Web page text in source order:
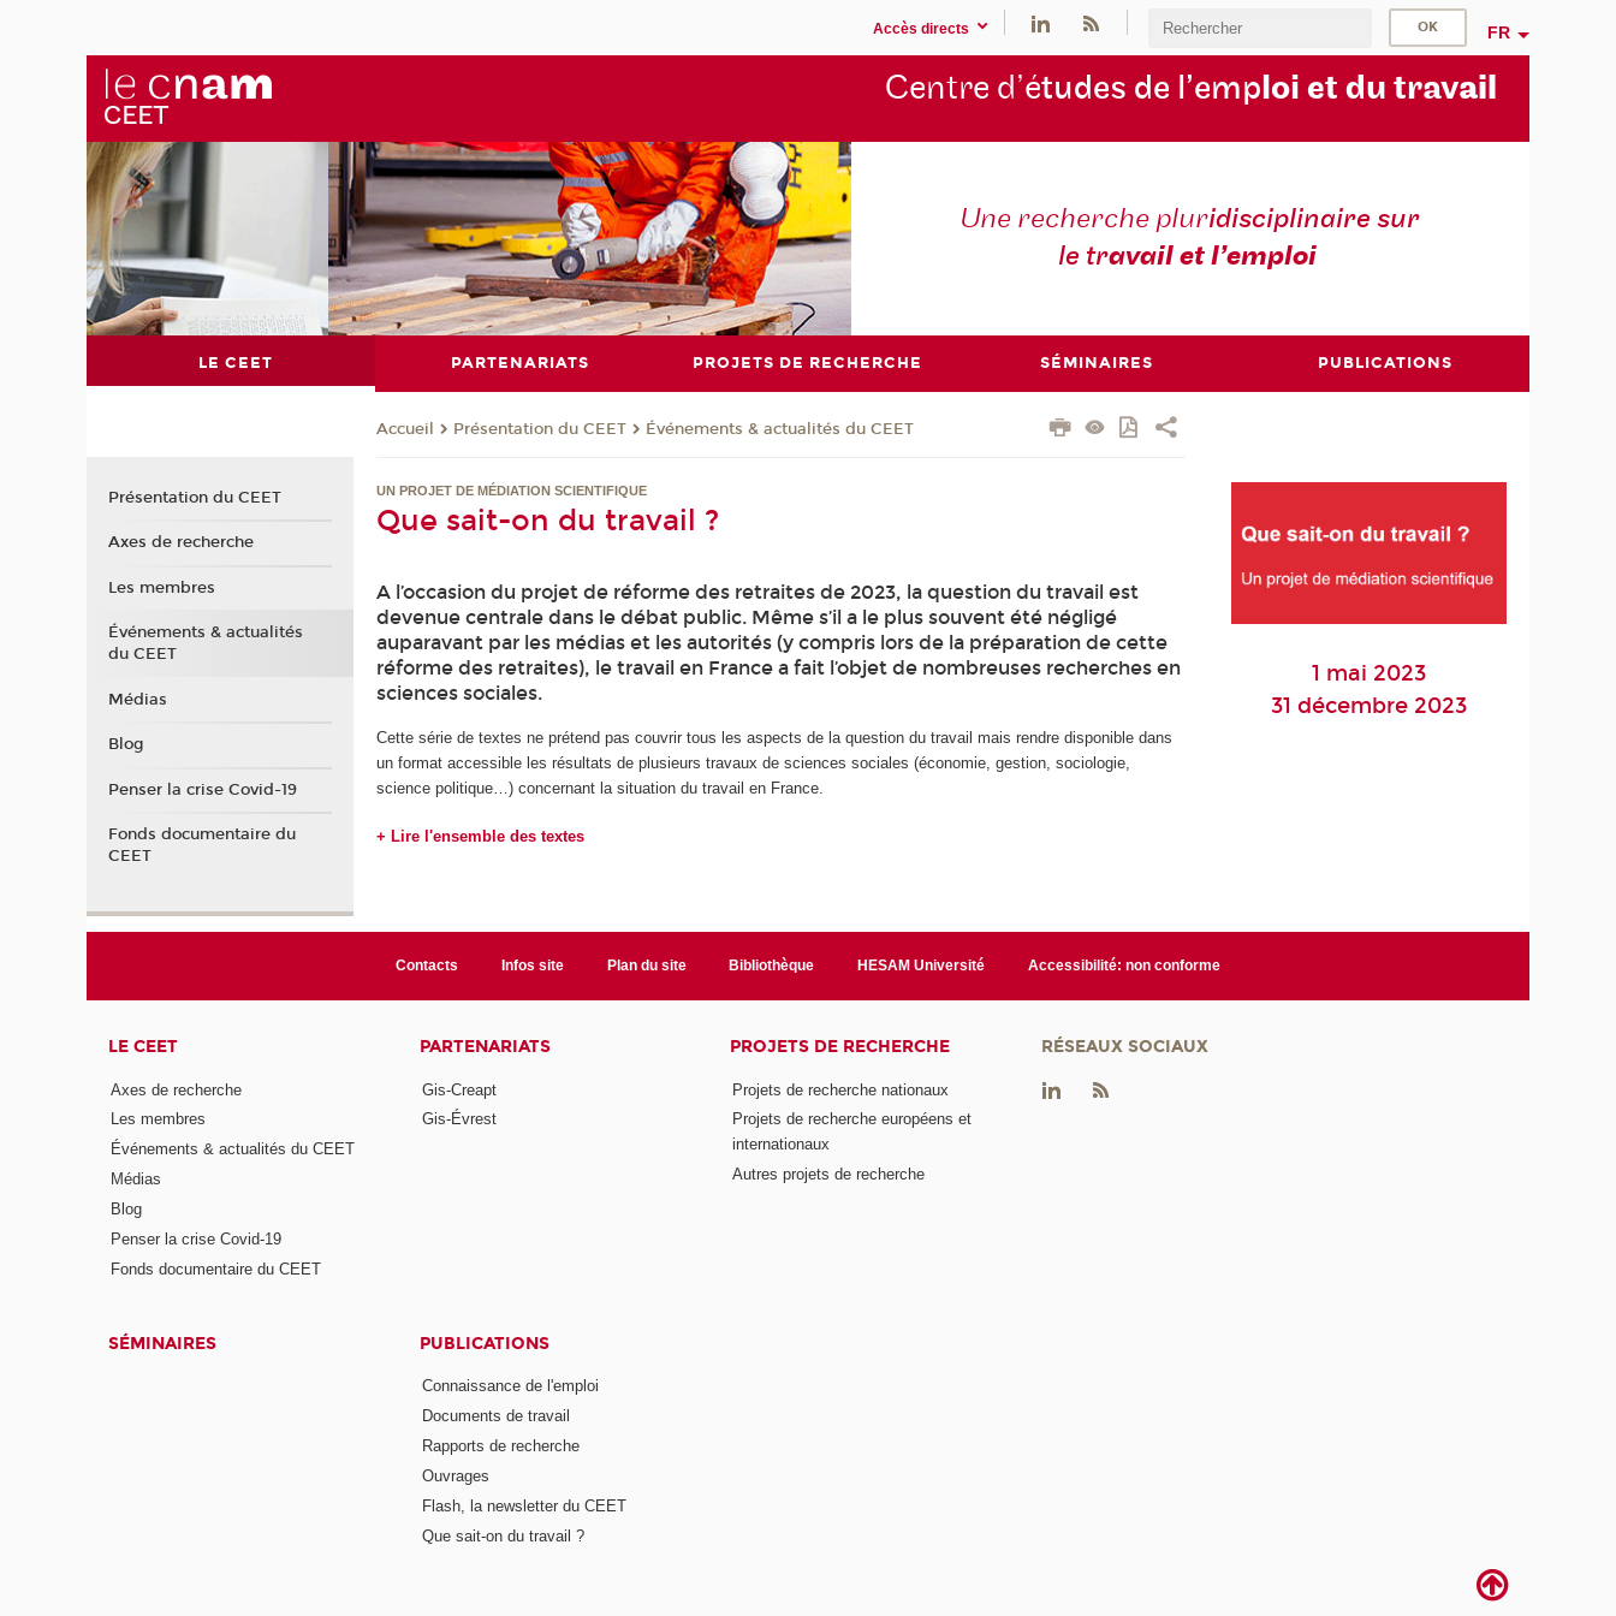
Accès directs FR
Centre d’études de l’emploi et du travail
Une recherche pluridisciplinaire sur
le travail et l’emploi
LE CEET PARTENARIATS PROJETS DE RECHERCHE SÉMINAIRES PUBLICATIONS
Accueil Présentation du CEET Événements & actualités du CEET
UN PROJET DE MÉDIATION SCIENTIFIQUE
Que sait-on du travail ?
A l’occasion du projet de réforme des retraites de 2023, la question du travail est
devenue centrale dans le débat public. Même s’il a le plus souvent été négligé
auparavant par les médias et les autorités (y compris lors de la préparation de cette
réforme des retraites), le travail en France a fait l’objet de nombreuses recherches en
sciences sociales.
Cette série de textes ne prétend pas couvrir tous les aspects de la question du travail mais rendre disponible dans
un format accessible les résultats de plusieurs travaux de sciences sociales (économie, gestion, sociologie,
science politique…) concernant la situation du travail en France.
+ Lire l'ensemble des textes
1 mai 2023
31 décembre 2023
Présentation du CEET
Axes de recherche
Les membres
Événements & actualités
du CEET
Médias
Blog
Penser la crise Covid-19
Fonds documentaire du
CEET
Contacts Infos site Plan du site Bibliothèque HESAM Université Accessibilité: non conforme
LE CEET
Axes de recherche
Les membres
Événements & actualités du CEET
Médias
Blog
Penser la crise Covid-19
Fonds documentaire du CEET
PARTENARIATS
Gis-Creapt
Gis-Évrest
PROJETS DE RECHERCHE
Projets de recherche nationaux
Projets de recherche européens et
internationaux
Autres projets de recherche
SÉMINAIRES PUBLICATIONS
Connaissance de l'emploi
Documents de travail
Rapports de recherche
Ouvrages
Flash, la newsletter du CEET
Que sait-on du travail ?
RÉSEAUX SOCIAUX